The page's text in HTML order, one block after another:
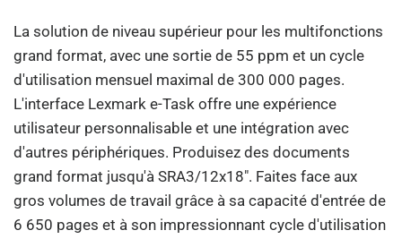
La solution de niveau supérieur pour les multifonctions
grand format, avec une sortie de 55 ppm et un cycle
d'utilisation mensuel maximal de 300 000 pages.
L'interface Lexmark e-Task offre une expérience
utilisateur personnalisable et une intégration avec
d'autres périphériques. Produisez des documents
grand format jusqu'à SRA3/12x18". Faites face aux
gros volumes de travail grâce à sa capacité d'entrée de
6 650 pages et à son impressionnant cycle d'utilisation